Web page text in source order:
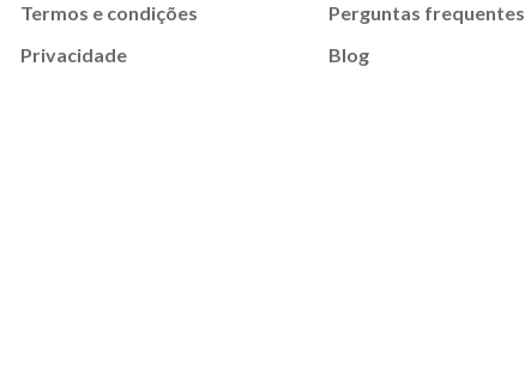
Termos e condições
Privacidade
Perguntas frequentes
Blog